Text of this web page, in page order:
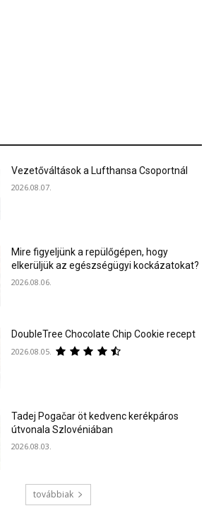
Vezetőváltások a Lufthansa Csoportnál
2026.08.07.
Mire figyeljünk a repülőgépen, hogy
elkerüljük az egészségügyi kockázatokat?
2026.08.06.
DoubleTree Chocolate Chip Cookie recept
2026.08.05.
Tadej Pogačar öt kedvenc kerékpáros
útvonala Szlovéniában
2026.08.03.
továbbiak